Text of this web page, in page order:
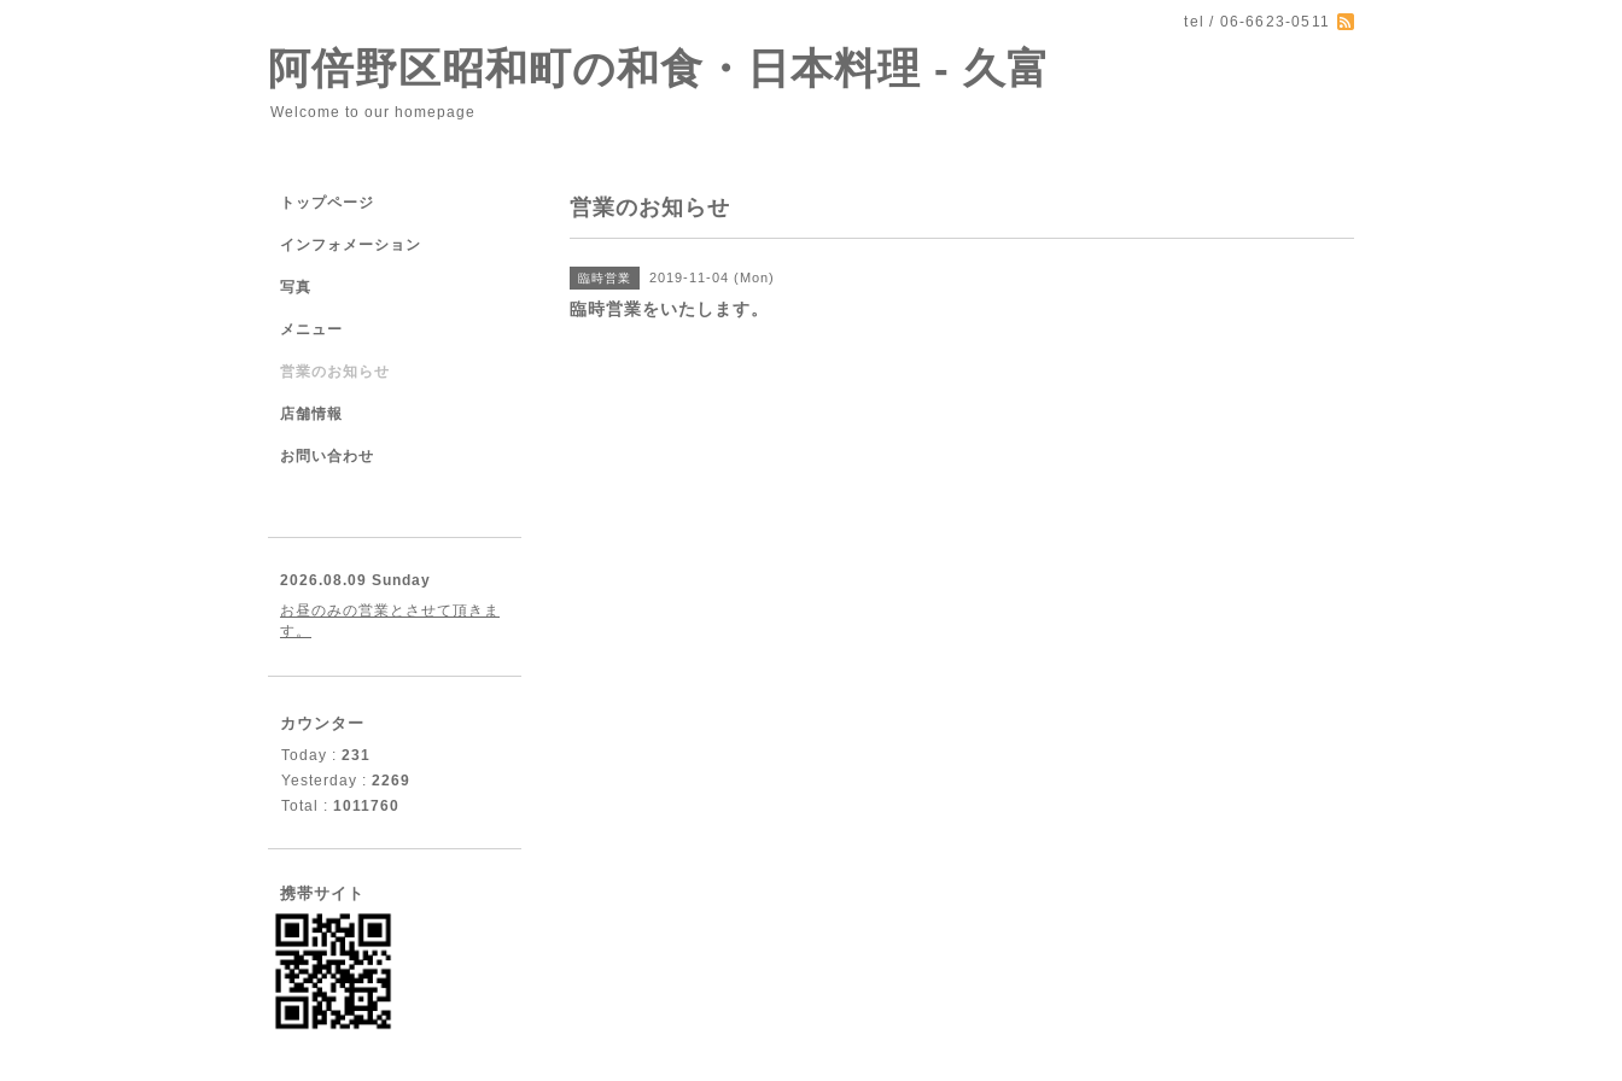
tel / 06-6623-0511
阿倍野区昭和町の和食・日本料理 - 久富
Welcome to our homepage
営業のお知らせ
臨時営業 2019-11-04 (Mon)
臨時営業をいたします。
トップページ
インフォメーション
写真
メニュー
営業のお知らせ
店舗情報
お問い合わせ
2026.08.09 Sunday
お昼のみの営業とさせて頂きま
す。
カウンター
Today : 231
Yesterday : 2269
Total : 1011760
携帯サイト